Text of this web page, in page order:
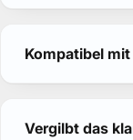
Kompatibel
Vergilbt das